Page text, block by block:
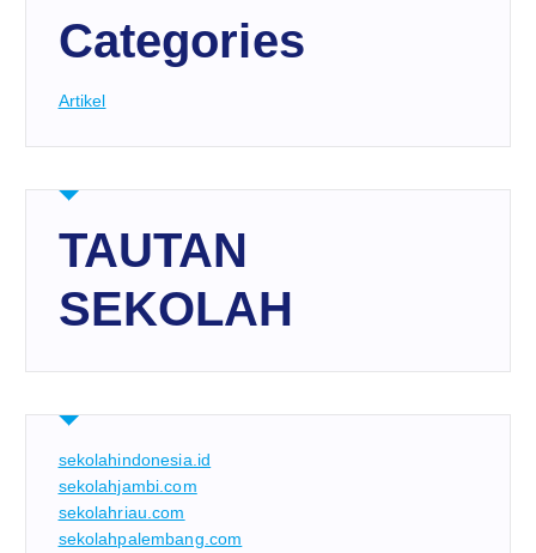
Categories
Artikel
TAUTAN
SEKOLAH
sekolahindonesia.id
sekolahjambi.com
sekolahriau.com
sekolahpalembang.com